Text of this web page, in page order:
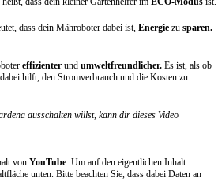
dass dein Mähroboter dabei ist, Energie zu sparen.
effizienter und umweltfreundlicher. Es ist, als ob
hilft, den Stromverbrauch und die Kosten zu
ausschalten willst, kann dir dieses Video
von YouTube. Um auf den eigentlichen Inhalt
unten. Bitte beachten Sie, dass dabei Daten an